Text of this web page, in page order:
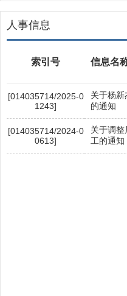
人事信息
索引号 信息名
[014035714/2025-0
1243]
关于杨
的通知
[014035714/2024-0
0613]
关于调
工的通知